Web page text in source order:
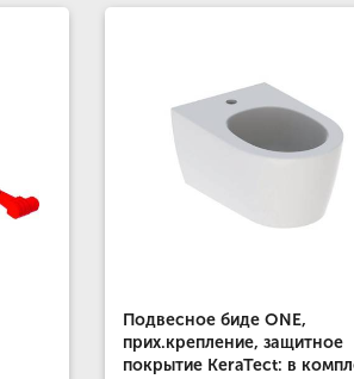
Подвесное биде ONE,
прих.крепление, защитное
покрытие KeraTect: в